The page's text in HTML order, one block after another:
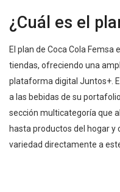
¿Cuál es el
El plan de Coca Cola Femsa
tiendas, ofreciendo una
plataforma digital Juntos+.
a las bebidas de su
sección multicategoría que
hasta productos del hogar y
variedad directamente a